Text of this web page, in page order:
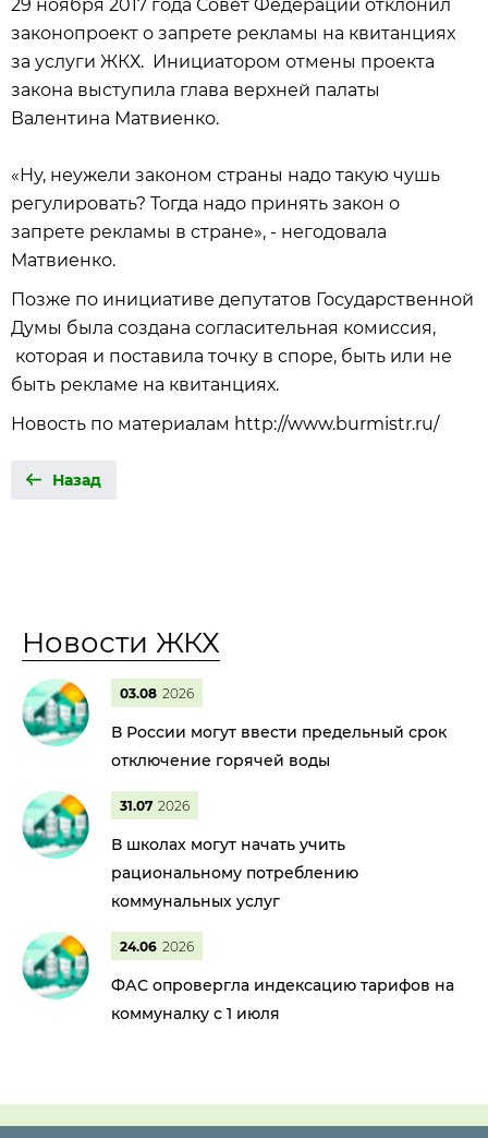
29 ноября 2017 года Совет Федерации отклонил
законопроект о запрете рекламы на квитанциях
за услуги ЖКХ. Инициатором отмены проекта
закона выступила глава верхней палаты
Валентина Матвиенко.
«Ну, неужели законом страны надо такую чушь
регулировать? Тогда надо принять закон о
запрете рекламы в стране», - негодовала
Матвиенко.
Позже по инициативе депутатов Государственной
Думы была создана согласительная комиссия,
которая и поставила точку в споре, быть или не
быть рекламе на квитанциях.
Новость по материалам http://www.burmistr.ru/
Назад
Новости ЖКХ
03.08 2026
В России могут ввести предельный срок
отключение горячей воды
31.07 2026
В школах могут начать учить
рациональному потреблению
коммунальных услуг
24.06 2026
ФАС опровергла индексацию тарифов на
коммуналку с 1 июля